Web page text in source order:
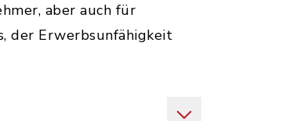
aber auch für
der Erwerbsunfähigkeit